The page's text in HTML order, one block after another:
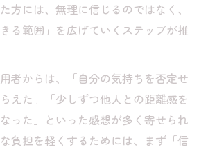
方には、無理に信じるのではなく、
る範囲」を広げていくステップが推
者からは、「自分の気持ちを否定せ
えた」「少しずつ他人との距離感を
った」といった感想が多く寄せられ
負担を軽くするためには、まず「信